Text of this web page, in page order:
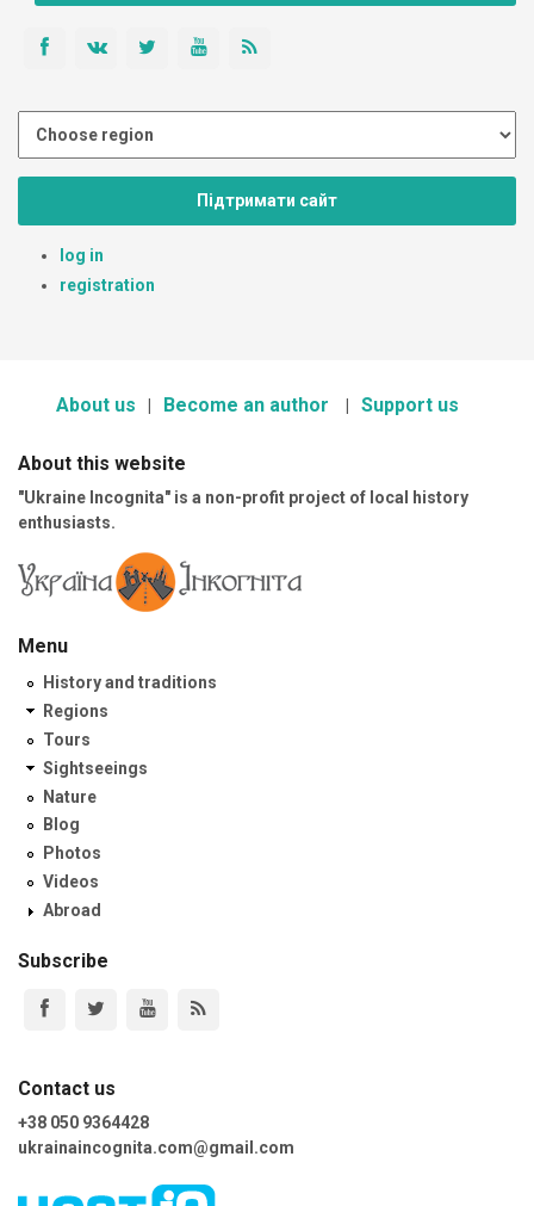
Підтримати сайт
log in
registration
About us Become an author Support us
About this website
"Ukraine Incognita" is a non-profit project of local history
enthusiasts.
Menu
History and traditions
Regions
Tours
Sightseeings
Nature
Blog
Photos
Videos
Abroad
Subscribe
Contact us
+38 050 9364428
ukrainaincognita.com@gmail.com